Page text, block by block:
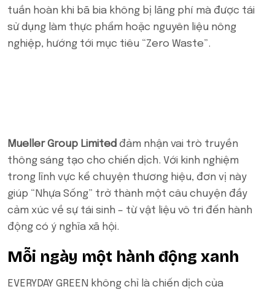
tuần hoàn khi bã bia không bị lãng phí mà được tái
sử dụng làm thực phẩm hoặc nguyên liệu nông
nghiệp, hướng tới mục tiêu “Zero Waste”.
Mueller Group Limited đảm nhận vai trò truyền
thông sáng tạo cho chiến dịch. Với kinh nghiệm
trong lĩnh vực kể chuyện thương hiệu, đơn vị này
giúp “Nhựa Sống” trở thành một câu chuyện đầy
cảm xúc về sự tái sinh – từ vật liệu vô tri đến hành
động có ý nghĩa xã hội.
Mỗi ngày một hành động xanh
EVERYDAY GREEN không chỉ là chiến dịch của